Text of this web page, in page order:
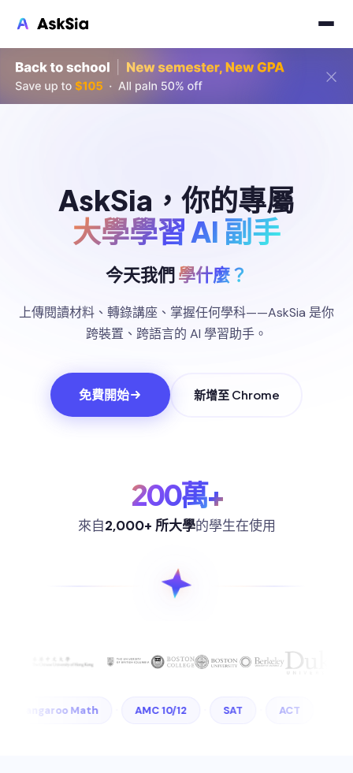
AskSia，你的專屬
大學學習 AI 副手
今天我們學什麼？
上傳閱讀材料、轉錄講座、掌握任何學科——AskSia 是你
跨裝置、跨語言的 AI 學習助手。
免費開始 新增至 Chrome
200萬+
來自2,000+ 所大學的學生在使用
· Kangaroo Math · AMC 10/12 SAT ·